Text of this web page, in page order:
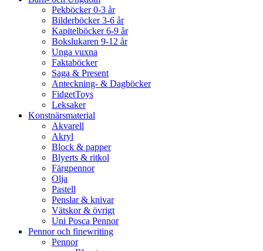
Pekböcker 0-3 år
Bilderböcker 3-6 år
Kapitelböcker 6-9 år
Bokslukaren 9-12 år
Unga vuxna
Faktaböcker
Saga & Present
Anteckning- & Dagböcker
FidgetToys
Leksaker
Konstnärsmaterial
Akvarell
Akryl
Block & papper
Blyerts & ritkol
Färgpennor
Olja
Pastell
Penslar & knivar
Vätskor & övrigt
Uni Posca Pennor
Pennor och finewriting
Pennor